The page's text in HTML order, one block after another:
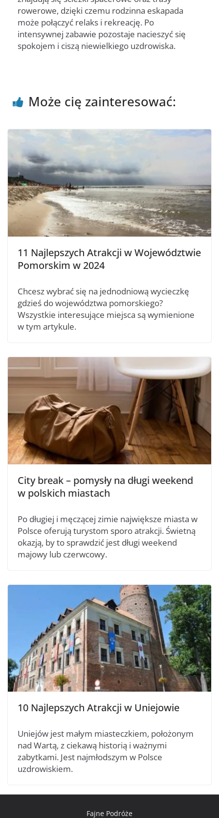
rowerowe, dzięki czemu rodzinna eskapada
może połączyć relaks i rekreację. Po
intensywnej zabawie pozostaje nacieszyć się
spokojem i ciszą niewielkiego uzdrowiska.
Może cię zainteresować:
11 Najlepszych Atrakcji w Województwie
Pomorskim w 2024
Chcesz wybrać się na jednodniową wycieczkę
gdzieś do województwa pomorskiego?
Wszystkie interesujące miejsca są wymienione
w tym artykule.
City break – pomysły na długi weekend
w polskich miastach
Po długiej i męczącej zimie największe miasta w
Polsce oferują turystom sporo atrakcji. Świetną
okazją, by to sprawdzić jest długi weekend
majowy lub czerwcowy.
10 Najlepszych Atrakcji w Uniejowie
Uniejów jest małym miasteczkiem, położonym
nad Wartą, z ciekawą historią i ważnymi
zabytkami. Jest najmłodszym w Polsce
uzdrowiskiem.
Fajne Podróże